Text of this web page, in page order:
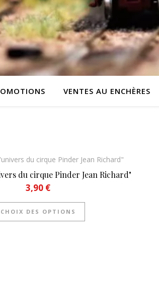
VENTES AU ENCHÈRES
du cirque Pinder Jean Richard"
3,90 €
CHOIX DES OPTIONS